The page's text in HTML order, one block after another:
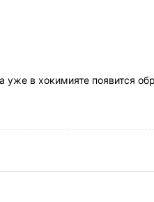
уже в хокимияте появится